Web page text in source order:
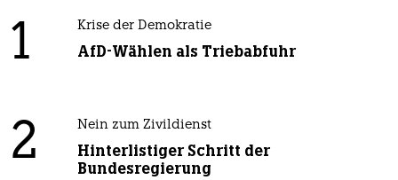
1 Krise der Demokratie
AfD-Wählen als Triebabfuhr
2 Nein zum Zivildienst
Hinterlistiger Schritt der
Bundesregierung